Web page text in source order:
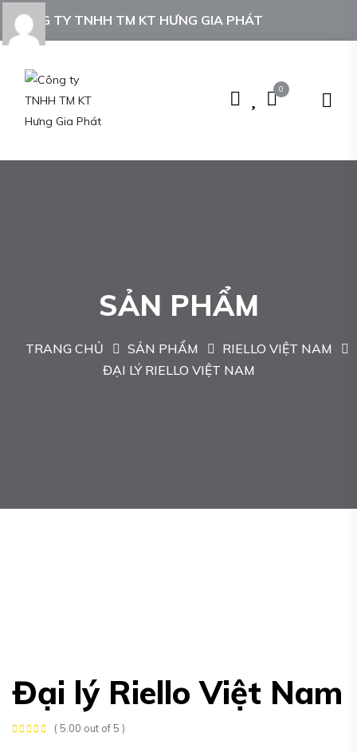
CÔNG TY TNHH TM KT HƯNG GIA PHÁT
0
SẢN PHẨM
TRANG CHỦ SẢN PHẨM
RIELLO VIỆT NAM
ĐẠI LÝ RIELLO VIỆT NAM
Đại lý Riello Việt Nam
( 5.00 out of 5 )